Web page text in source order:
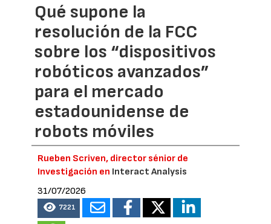
Qué supone la
resolución de la FCC
sobre los “dispositivos
robóticos avanzados”
para el mercado
estadounidense de
robots móviles
Rueben Scriven, director sénior de
Investigación en Interact Analysis
31/07/2026
7221